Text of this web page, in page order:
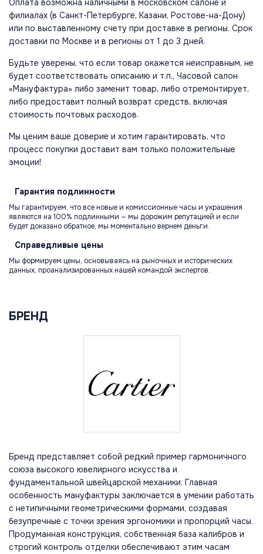
Оплата возможна наличными в московском салоне и
филиалах (в Санкт-Петербурге, Казани, Ростове-на-Дону)
или по выставленному счету при доставке в регионы. Срок
доставки по Москве и в регионы от 1 до 3 дней.
Будьте уверены, что если товар окажется неисправным, не
будет соответствовать описанию и т.п., Часовой салон
«Мануфактура» либо заменит товар, либо отремонтирует,
либо предоставит полный возврат средств, включая
стоимость почтовых расходов.
Мы ценим ваше доверие и хотим гарантировать, что
процесс покупки доставит вам только положительные
эмоции!
Гарантия подлинности
Мы гарантируем, что все новые и комиссионные часы и украшения
являются на 100% подлинными — мы дорожим репутацией и если
будет доказано обратное, мы моментально вернем деньги.
Справедливые цены
Мы формируем цены, основываясь на рыночных и исторических
данных, проанализированных нашей командой экспертов.
БРЕНД
Бренд представляет собой редкий пример гармоничного
союза высокого ювелирного искусства и
фундаментальной швейцарской механики. Главная
особенность мануфактуры заключается в умении работать
с нетипичными геометрическими формами, создавая
безупречные с точки зрения эргономики и пропорций часы.
Продуманная конструкция, собственная база калибров и
строгий контроль отделки обеспечивают этим часам